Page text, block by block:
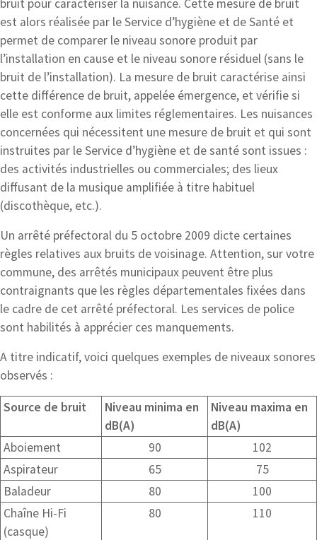
bruit pour caractériser la nuisance. Cette mesure de bruit
est alors réalisée par le Service d’hygiène et de Santé et
permet de comparer le niveau sonore produit par
l’installation en cause et le niveau sonore résiduel (sans le
bruit de l’installation). La mesure de bruit caractérise ainsi
cette différence de bruit, appelée émergence, et vérifie si
elle est conforme aux limites réglementaires. Les nuisances
concernées qui nécessitent une mesure de bruit et qui sont
instruites par le Service d’hygiène et de santé sont issues :
des activités industrielles ou commerciales; des lieux
diffusant de la musique amplifiée à titre habituel
(discothèque, etc.).
Un arrêté préfectoral du 5 octobre 2009 dicte certaines
règles relatives aux bruits de voisinage. Attention, sur votre
commune, des arrêtés municipaux peuvent être plus
contraignants que les règles départementales fixées dans
le cadre de cet arrêté préfectoral. Les services de police
sont habilités à apprécier ces manquements.
A titre indicatif, voici quelques exemples de niveaux sonores
observés :
Source de bruit
Niveau minima en
dB(A)
Niveau maxima en
dB(A)
Aboiement
90
102
Aspirateur
65
75
Baladeur
80
100
Chaîne Hi-Fi
(casque)
80 110